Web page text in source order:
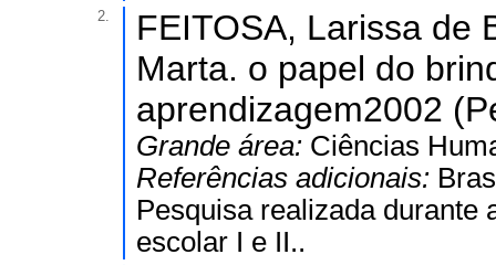
2.
FEITOSA, Larissa de
Marta. o papel do
aprendizagem2002
Grande área: Ciências
Referências adicionais:
Pesquisa realizada durante
escolar I e II..